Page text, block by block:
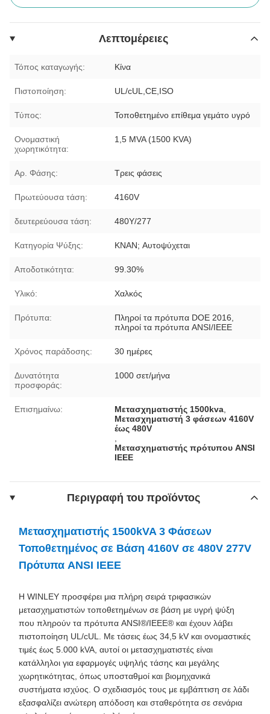
Λεπτομέρειες
Τόπος καταγωγής: Κίνα
Πιστοποίηση: UL/cUL,CE,ISO
Τύπος: Τοποθετημένο επίθεμα γεμάτο υγρό
Ονομαστική
χωρητικότητα:
1,5 MVA (1500 KVA)
Αρ. Φάσης: Τρεις φάσεις
Πρωτεύουσα τάση: 4160V
δευτερεύουσα τάση: 480Y/277
Κατηγορία Ψύξης: KNAN; Αυτοψύχεται
Αποδοτικότητα: 99.30%
Υλικό: Χαλκός
Πρότυπα:
Πληροί τα πρότυπα DOE 2016,
πληροί τα πρότυπα ANSI/IEEE
Χρόνος παράδοσης: 30 ημέρες
Δυνατότητα
προσφοράς:
1000 σετ/μήνα
Επισημαίνω: Μετασχηματιστής 1500kva
Μετασχηματιστή 3 φάσεων 4160V
έως 480V
Μετασχηματιστής πρότυπου ANSI
IEEE
Περιγραφή του προϊόντος
Μετασχηματιστής 1500kVA 3 Φάσεων
Τοποθετημένος σε Βάση 4160V σε 480V 277V
Πρότυπα ANSI IEEE
Η WINLEY προσφέρει μια πλήρη σειρά τριφασικών
μετασχηματιστών τοποθετημένων σε βάση με υγρή ψύξη
που πληρούν τα πρότυπα ANSI®/IEEE® και έχουν λάβει
πιστοποίηση UL/cUL. Με τάσεις έως 34,5 kV και ονομαστικές
τιμές έως 5.000 kVA, αυτοί οι μετασχηματιστές είναι
κατάλληλοι για εφαρμογές υψηλής τάσης και μεγάλης
χωρητικότητας, όπως υποσταθμοί και βιομηχανικά
συστήματα ισχύος. Ο σχεδιασμός τους με εμβάπτιση σε λάδι
εξασφαλίζει ανώτερη απόδοση και σταθερότητα σε σενάρια